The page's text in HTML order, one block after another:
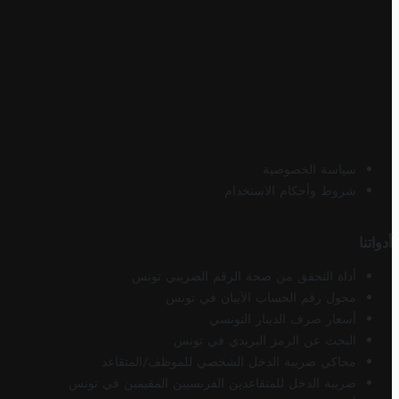
سياسة الخصوصية
شروط وأحكام الاستخدام
أدواتنا
أداة التحقق من صحة الرقم الضريبي تونس
محول رقم الحساب الآيبان في تونس
أسعار صرف الدينار التونسي
البحث عن الرمز البريدي في تونس
محاكي ضريبة الدخل الشخصي للموظف/المتقاعد
ضريبة الدخل للمتقاعدين الفرنسيين المقيمين في تونس